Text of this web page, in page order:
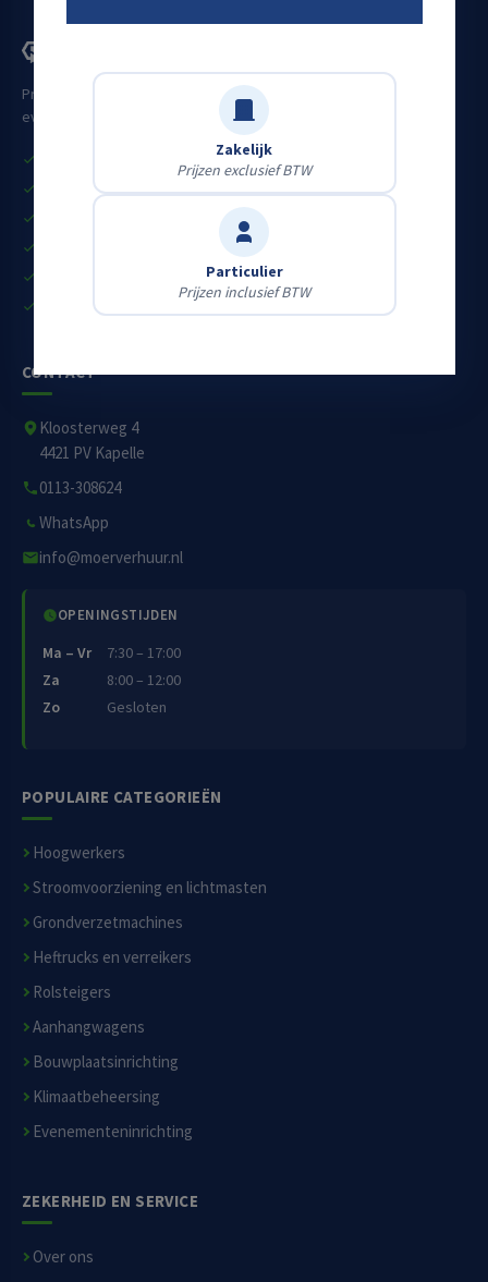
Professioneel materieel voor bouw, industrie, infra en
evenementen. Voor zakelijke én particuliere klanten.
Vandaag huren, vandaag aan de slag
Grote eigen voorraad
Gekeurd & startklaar materieel
Eerlijk advies door vakmensen
Particulier én zakelijk
CONTACT
Kloosterweg 4
4421 PV Kapelle
0113-308624
WhatsApp
info@moerverhuur.nl
OPENINGSTIJDEN
Ma – Vr
7:30 – 17:00
Za
8:00 – 12:00
Zo
Gesloten
POPULAIRE CATEGORIEËN
Hoogwerkers
Stroomvoorziening en lichtmasten
Grondverzetmachines
Heftrucks en verreikers
Rolsteigers
Aanhangwagens
Bouwplaatsinrichting
Klimaatbeheersing
Evenementeninrichting
ZEKERHEID EN SERVICE
Over ons
Zakelijk
Prijzen exclusief BTW
Particulier
Prijzen inclusief BTW